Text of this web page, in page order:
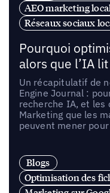
AEO marketing
Réseaux sociaux
Pourquoi
alors que l’IA
Un récapitulatif de
Engine Journal :
recherche IA, et les
Marketing que les
peuvent mener
Blogs
Optimisation des